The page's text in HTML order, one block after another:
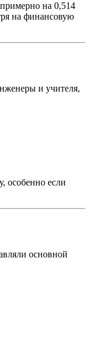
на 0,514
на финансовую
и учителя,
особенно если
основной